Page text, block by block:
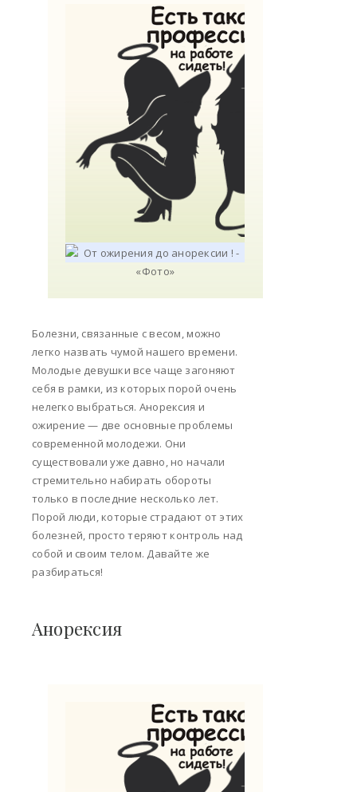
Болезни, связанные с весом, можно
легко назвать чумой нашего времени.
Молодые девушки все чаще загоняют
себя в рамки, из которых порой очень
нелегко выбраться. Анорексия и
ожирение — две основные проблемы
современной молодежи. Они
существовали уже давно, но начали
стремительно набирать обороты
только в последние несколько лет.
Порой люди, которые страдают от этих
болезней, просто теряют контроль над
собой и своим телом. Давайте же
разбираться!
Анорексия